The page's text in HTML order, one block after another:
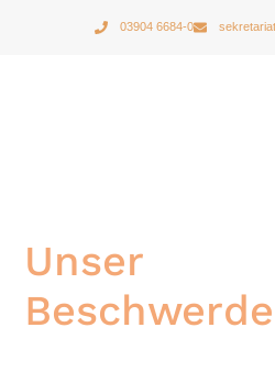
03904 6684-0
Unser